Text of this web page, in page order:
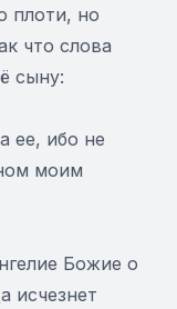
плоти, но
что слова
сыну:
ее, ибо не
моим
Божие о
исчезнет